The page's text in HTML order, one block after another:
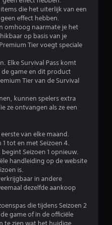
die het uiterlijk van een
effect hebben.
omhoog naarmate je het
op basis van je
Tier voegt speciale
Elke Survival Pass komt
game en dit product
Tier van de Survival
kunnen spelers extra
ze ontvangen als ze een
van elke maand.
1 tot en met Seizoen 4.
Seizoen 1 opnieuw.
handleiding op de website
is.
in andere
dezelfde aankoop
die tijdens Seizoen 2
game of in de officiële
te zien wat het huidige